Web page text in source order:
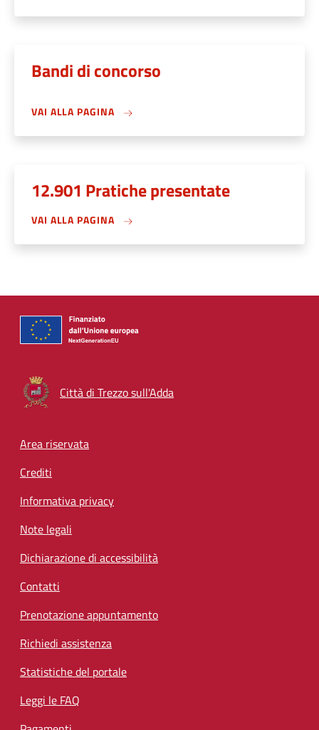
Bandi di concorso
VAI ALLA PAGINA
12.901 Pratiche presentate
VAI ALLA PAGINA
Città di Trezzo sull'Adda
Footer menu
Area riservata
Crediti
Informativa privacy
Note legali
Dichiarazione di accessibilità
Contatti
Prenotazione appuntamento
Richiedi assistenza
Statistiche del portale
Leggi le FAQ